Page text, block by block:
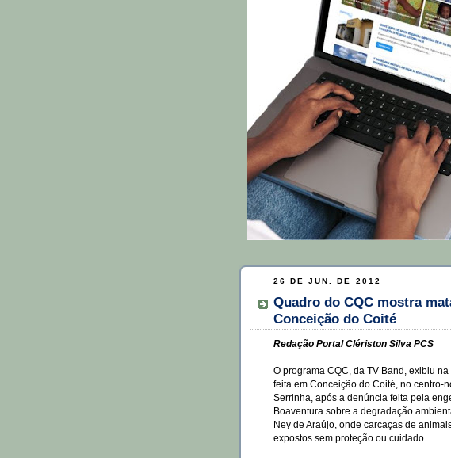
26 DE JUN. DE 2012
Quadro do CQC mostra
Conceição do Coité
Redação Portal Clériston Silva PCS
O programa CQC, da TV Band, exibiu
feita em Conceição do Coité, no centro-
Serrinha, após a denúncia feita pela
Boaventura sobre a degradação
Ney de Araújo, onde carcaças de
expostos sem proteção ou cuidado.